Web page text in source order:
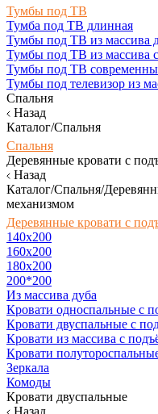
Тумбы под ТВ
Тумба под ТВ длинная
Тумбы под ТВ из массива
Тумбы под ТВ из массива
Тумбы под ТВ
Тумбы под телевизор из
Спальня
Назад
Каталог/Спальня
Спальня
Деревянные кровати с
Назад
Каталог/Спальня/
механизмом
Деревянные кровати с
140x200
160х200
180х200
200*200
Из массива дуба
Кровати односпальные с
Кровати двуспальные с
Кровати из массива с
Кровати
Зеркала
Комоды
Кровати двуспальные
Назад